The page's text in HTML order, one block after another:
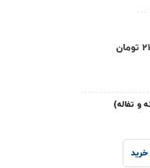
تومان
و تفاله)